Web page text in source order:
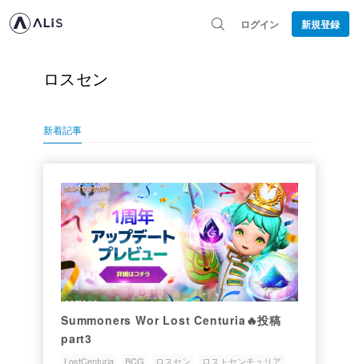
ログイン 新規登録
ロスセン
新着記事
Summoners Wor Lost Centuria🔥投稿
part3
LostCenturia BCG ロスセン ロストセンチュリア